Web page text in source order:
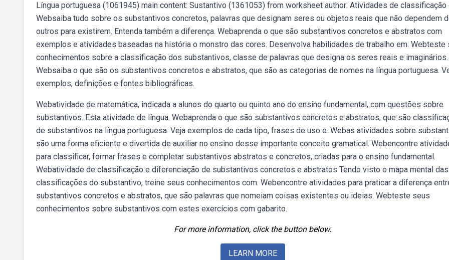
Língua portuguesa (1061945) main content: Sustantivo (1361053) from worksheet author: Atividades de classificação
Websaiba tudo sobre os substantivos concretos, palavras que designam seres ou objetos reais que não dependem
outros para existirem. Entenda também a diferença. Webaprenda o que são substantivos concretos e abstratos com
exemplos e atividades baseadas na história o monstro das cores. Desenvolva habilidades de trabalho em. Webteste
conhecimentos sobre a classificação dos substantivos, classe de palavras que designa os seres reais e imaginários.
Websaiba o que são os substantivos concretos e abstratos, que são as categorias de nomes na língua portuguesa.
exemplos, definições e fontes bibliográficas.
Webatividade de matemática, indicada a alunos do quarto ou quinto ano do ensino fundamental, com questões sobre
substantivos. Esta atividade de língua. Webaprenda o que são substantivos concretos e abstratos, que são
de substantivos na língua portuguesa. Veja exemplos de cada tipo, frases de uso e. Webas atividades sobre
são uma forma eficiente e divertida de auxiliar no ensino desse importante conceito gramatical. Webencontre
para classificar, formar frases e completar substantivos abstratos e concretos, criadas para o ensino fundamental.
Webatividade de classificação e diferenciação de substantivos concretos e abstratos Tendo visto o mapa mental das
classificações do substantivo, treine seus conhecimentos com. Webencontre atividades para praticar a diferença
substantivos concretos e abstratos, que são palavras que nomeiam coisas existentes ou ideias. Webteste seus
conhecimentos sobre substantivos com estes exercícios com gabarito.
For more information, click the button below.
LEARN MORE